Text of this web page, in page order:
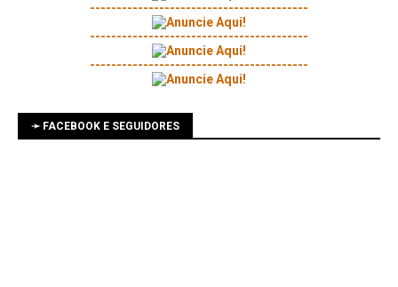
-----------------------------------------
-----------------------------------------
-----------------------------------------
➛ FACEBOOK E SEGUIDORES